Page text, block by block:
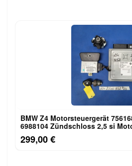
BMW Z4 Motorsteuergerät
6988104 Zündschloss 2,5 si
299,00 €